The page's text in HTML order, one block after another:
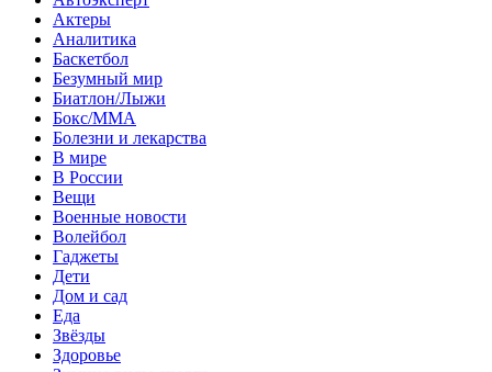
Актеры
Аналитика
Баскетбол
Безумный мир
Биатлон/Лыжи
Бокс/MMA
Болезни и лекарства
В мире
В России
Вещи
Военные новости
Волейбол
Гаджеты
Дети
Дом и сад
Еда
Звёзды
Здоровье